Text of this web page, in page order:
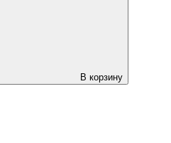
В корзину